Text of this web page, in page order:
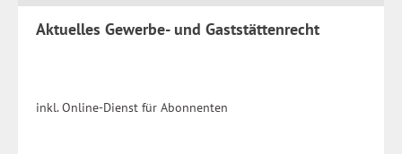
Aktuelles Gewerbe- und Gaststättenrecht
inkl. Online-Dienst für Abonnenten